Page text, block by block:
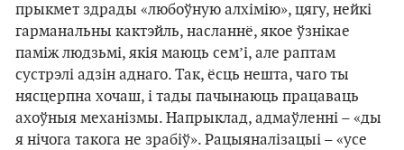
прыкмет здрады «любоўную алхімію», цягу, нейкі
гарманальны кактэйль, насланнё, якое ўзнікае
паміж людзьмі, якія маюць сем’і, але раптам
сустрэлі адзін аднаго. Так, ёсць нешта, чаго ты
нясцерпна хочаш, і тады пачынаюць працаваць
ахоўныя механізмы. Напрыклад, адмаўленні – «ды
я нічога такога не зрабіў». Рацыяналізацыі – «усе